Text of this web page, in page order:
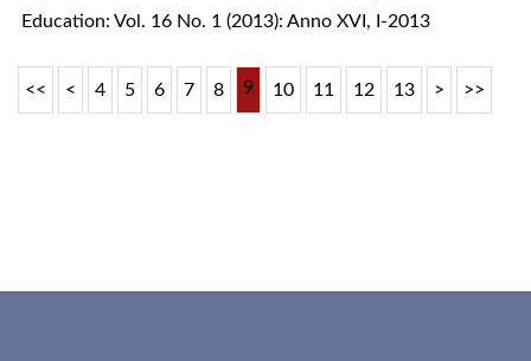
Education: Vol. 16 No. 1 (2013): Anno XVI, I-2013
<< < 4 5 6 7 8 9 10 11 12 13 > >>